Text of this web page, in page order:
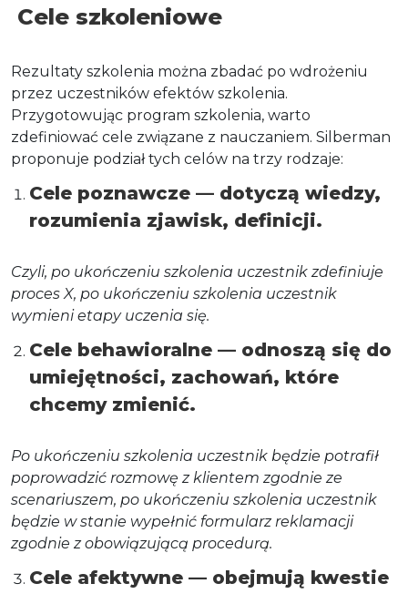
Cele szkoleniowe
Rezultaty szkolenia można zbadać po wdrożeniu
przez uczestników efektów szkolenia.
Przygotowując program szkolenia, warto
zdefiniować cele związane z nauczaniem. Silberman
proponuje podział tych celów na trzy rodzaje:
Cele poznawcze — dotyczą wiedzy,
rozumienia zjawisk, definicji.
Czyli, po ukończeniu szkolenia uczestnik zdefiniuje
proces X, po ukończeniu szkolenia uczestnik
wymieni etapy uczenia się.
Cele behawioralne — odnoszą się do
umiejętności, zachowań, które
chcemy zmienić.
Po ukończeniu szkolenia uczestnik będzie potrafił
poprowadzić rozmowę z klientem zgodnie ze
scenariuszem, po ukończeniu szkolenia uczestnik
będzie w stanie wypełnić formularz reklamacji
zgodnie z obowiązującą procedurą.
Cele afektywne — obejmują kwestie